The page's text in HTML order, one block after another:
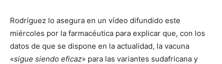
Rodríguez lo asegura en un vídeo difundido este
miércoles por la farmacéutica para explicar que, con los
datos de que se dispone en la actualidad, la vacuna
«sigue siendo eficaz» para las variantes sudafricana y